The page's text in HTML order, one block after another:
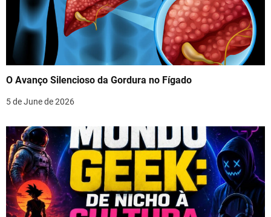
O Avanço Silencioso da Gordura no Fígado
5 de June de 2026